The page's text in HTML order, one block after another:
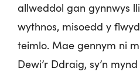
allweddol gan gynnwys
wythnos, misoedd y
teimlo. Mae gennym ni
Dewi’r Ddraig, sy’n